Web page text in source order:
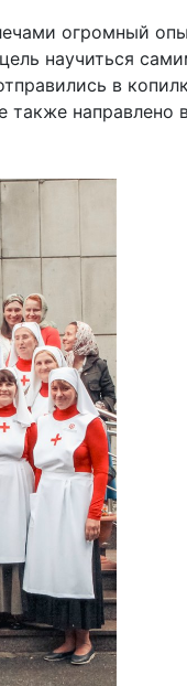
огромный
научиться
в
также направлено